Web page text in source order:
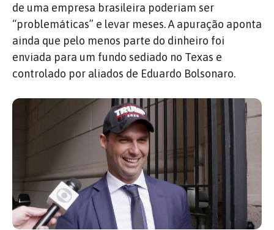
de uma empresa brasileira poderiam ser
“problemáticas” e levar meses. A apuração aponta
ainda que pelo menos parte do dinheiro foi
enviada para um fundo sediado no Texas e
controlado por aliados de Eduardo Bolsonaro.